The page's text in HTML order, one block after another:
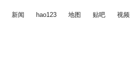
新闻 hao123 地图 贴吧 视频